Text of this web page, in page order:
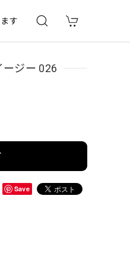
す
ージー 026
Save